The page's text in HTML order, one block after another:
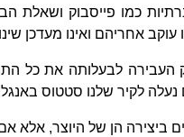
כמו פייסבוק ושאלת
אחריהם ואינו מעדכן
לבעלותה את כל
לקיר שלנו סטטוס
ביצירה הן של היוצר,